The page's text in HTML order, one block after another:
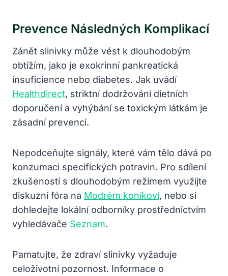
Prevence Následných Komplikací
Zánět slinivky může vést k dlouhodobým
obtížím, jako je exokrinní pankreatická
insuficience nebo diabetes. Jak uvádí
Healthdirect, striktní dodržování dietních
doporučení a vyhýbání se toxickým látkám je
zásadní prevencí.
Nepodceňujte signály, které vám tělo dává po
konzumaci specifických potravin. Pro sdílení
zkušeností s dlouhodobým režimem využijte
diskuzní fóra na Modrém koníkovi, nebo si
dohledejte lokální odborníky prostřednictvím
vyhledávače Seznam.
Pamatujte, že zdraví slinivky vyžaduje
celoživotní pozornost. Informace o